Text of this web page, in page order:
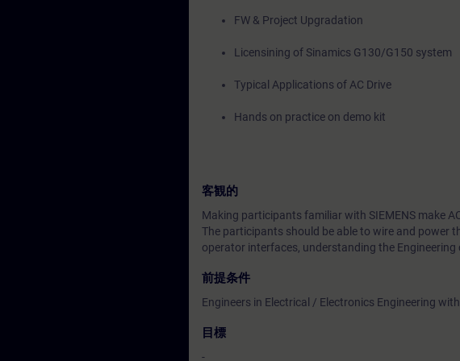
FW & Project Upgradation
Licensining of Sinamics G130/G150 system
Typical Applications of AC Drive
Hands on practice on demo kit
客観的
Making participants familiar with SIEMENS make
The participants should be able to wire and power
operator interfaces, understanding the
前提条件
Engineers in Electrical / Electronics Engineering
目標
-